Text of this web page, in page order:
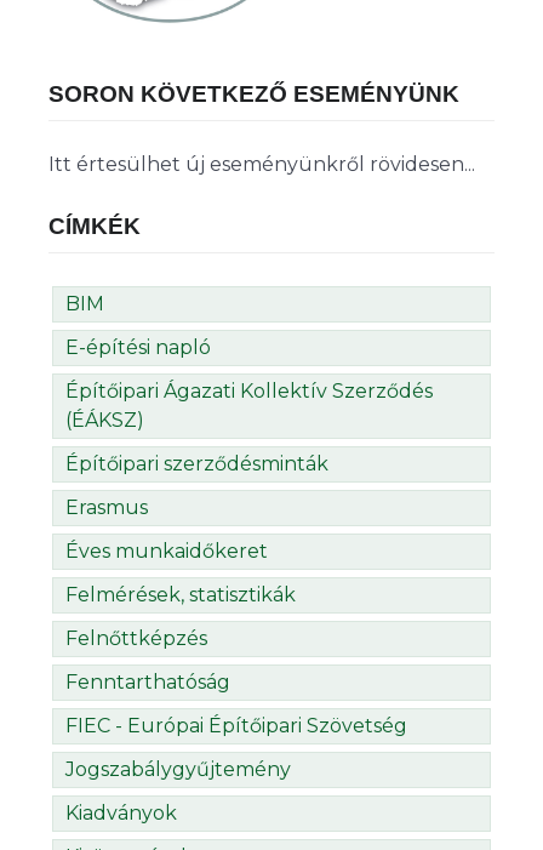
SORON KÖVETKEZŐ ESEMÉNYÜNK
Itt értesülhet új eseményünkről rövidesen...
CÍMKÉK
BIM
E-építési napló
Építőipari Ágazati Kollektív Szerződés
(ÉÁKSZ)
Építőipari szerződésminták
Erasmus
Éves munkaidőkeret
Felmérések, statisztikák
Felnőttképzés
Fenntarthatóság
FIEC - Európai Építőipari Szövetség
Jogszabálygyűjtemény
Kiadványok